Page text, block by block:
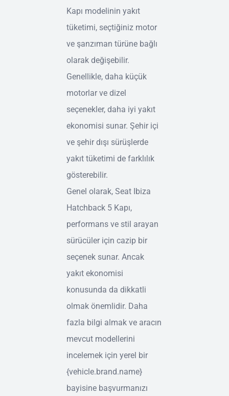
Kapı modelinin yakıt
tüketimi, seçtiğiniz motor
ve şanzıman türüne bağlı
olarak değişebilir.
Genellikle, daha küçük
motorlar ve dizel
seçenekler, daha iyi yakıt
ekonomisi sunar. Şehir içi
ve şehir dışı sürüşlerde
yakıt tüketimi de farklılık
gösterebilir.
Genel olarak, Seat Ibiza
Hatchback 5 Kapı,
performans ve stil arayan
sürücüler için cazip bir
seçenek sunar. Ancak
yakıt ekonomisi
konusunda da dikkatli
olmak önemlidir. Daha
fazla bilgi almak ve aracın
mevcut modellerini
incelemek için yerel bir
{vehicle.brand.name}
bayisine başvurmanızı